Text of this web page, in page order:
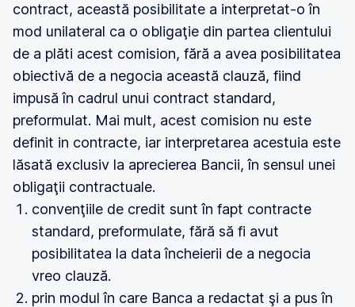
contract, această posibilitate a interpretat-o în
mod unilateral ca o obligaţie din partea clientului
de a plăti acest comision, fără a avea posibilitatea
obiectivă de a negocia această clauză, fiind
impusă în cadrul unui contract standard,
preformulat. Mai mult, acest comision nu este
definit in contracte, iar interpretarea acestuia este
lăsată exclusiv la aprecierea Bancii, în sensul unei
obligaţii contractuale.
convenţiile de credit sunt în fapt contracte
standard, preformulate, fără să fi avut
posibilitatea la data încheierii de a negocia
vreo clauză.
prin modul în care Banca a redactat şi a pus în